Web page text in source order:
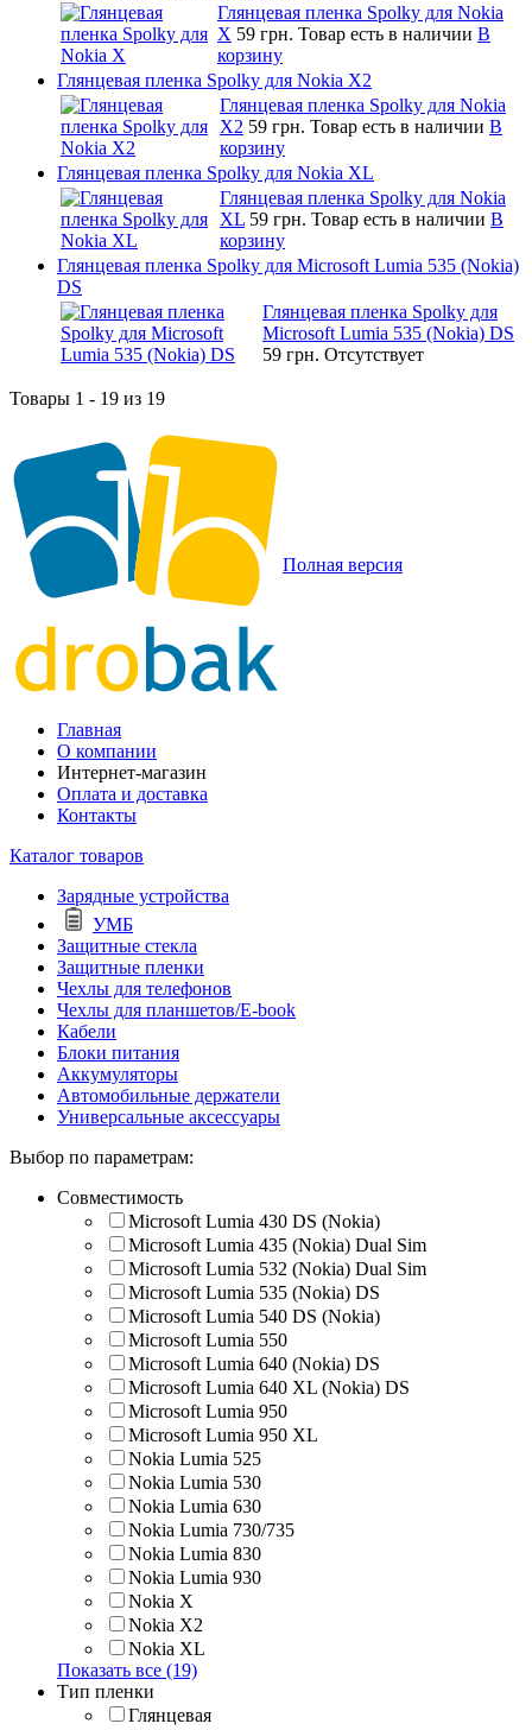
Глянцевая пленка Spolky для Nokia
X 59 грн. Товар есть в наличии В
корзину
Глянцевая пленка Spolky для Nokia X2
Глянцевая пленка Spolky для Nokia
X2 59 грн. Товар есть в наличии В
корзину
Глянцевая пленка Spolky для Nokia XL
Глянцевая пленка Spolky для Nokia
XL 59 грн. Товар есть в наличии В
корзину
Глянцевая пленка Spolky для Microsoft Lumia 535 (Nokia)
DS
Глянцевая пленка Spolky для
Microsoft Lumia 535 (Nokia) DS
59 грн. Отсутствует
Товары 1 - 19 из 19
Полная версия
Главная
О компании
Интернет-магазин
Оплата и доставка
Контакты
Каталог товаров
Зарядные устройства
УМБ
Защитные стекла
Защитные пленки
Чехлы для телефонов
Чехлы для планшетов/E-book
Кабели
Блоки питания
Аккумуляторы
Автомобильные держатели
Универсальные аксессуары
Выбор по параметрам:
Совместимость
Microsoft Lumia 430 DS (Nokia)
Microsoft Lumia 435 (Nokia) Dual Sim
Microsoft Lumia 532 (Nokia) Dual Sim
Microsoft Lumia 535 (Nokia) DS
Microsoft Lumia 540 DS (Nokia)
Microsoft Lumia 550
Microsoft Lumia 640 (Nokia) DS
Microsoft Lumia 640 XL (Nokia) DS
Microsoft Lumia 950
Microsoft Lumia 950 XL
Nokia Lumia 525
Nokia Lumia 530
Nokia Lumia 630
Nokia Lumia 730/735
Nokia Lumia 830
Nokia Lumia 930
Nokia X
Nokia X2
Nokia XL
Показать все (19)
Тип пленки
Глянцевая